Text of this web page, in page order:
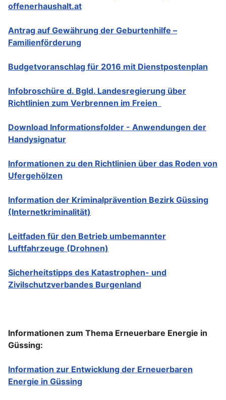
offenerhaushalt.at
Antrag auf Gewährung der Geburtenhilfe –
Familienförderung
Budgetvoranschlag für 2016 mit Dienstpostenplan
Infobroschüre d. Bgld. Landesregierung über
Richtlinien zum Verbrennen im Freien
Download Informationsfolder - Anwendungen der
Handysignatur
Informationen zu den Richtlinien über das Roden von
Ufergehölzen
Information der Kriminalprävention Bezirk Güssing
(Internetkriminalität)
Leitfaden für den Betrieb umbemannter
Luftfahrzeuge (Drohnen)
Sicherheitstipps des Katastrophen- und
Zivilschutzverbandes Burgenland
Informationen zum Thema Erneuerbare Energie in
Güssing:
Information zur Entwicklung der Erneuerbaren
Energie in Güssing